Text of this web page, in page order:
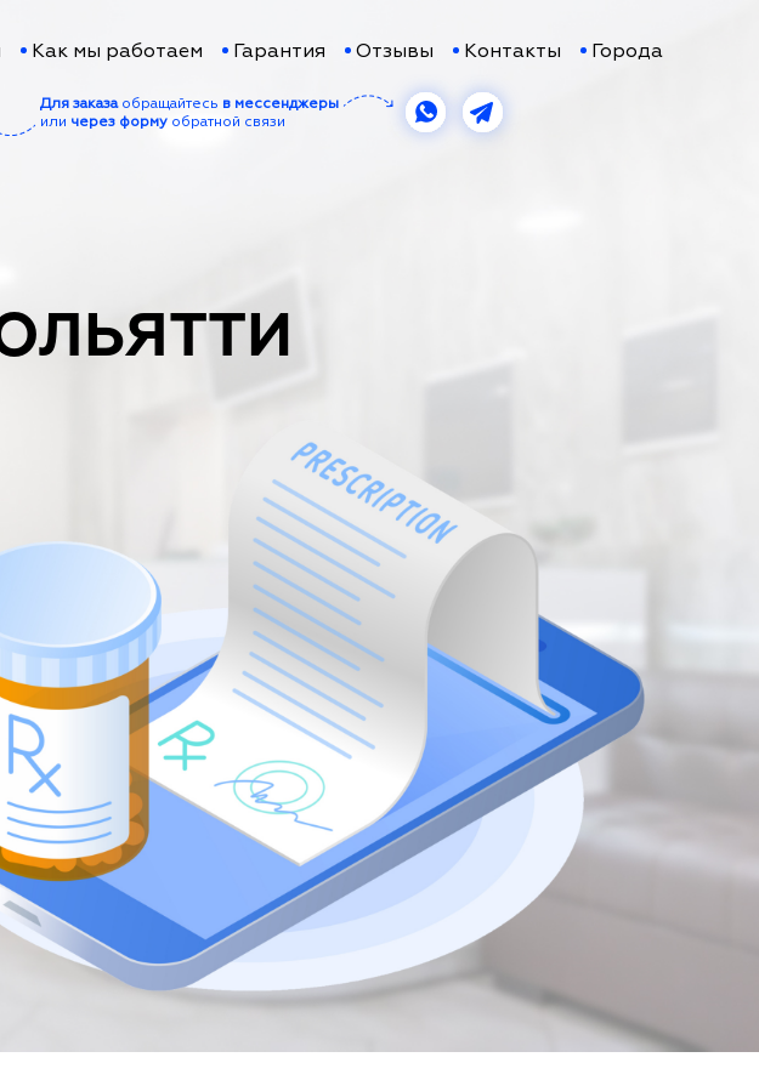
Как мы работаем Гарантия Отзывы Контакты Города
Для заказаобращайтесь в мессенджеры
или через форму обратной связи